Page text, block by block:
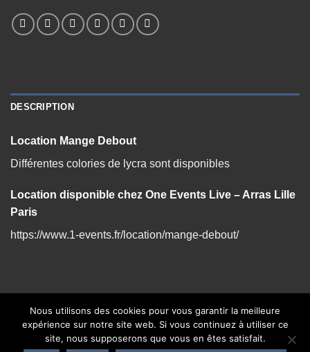
DESCRIPTION
Location Mange Debout
Différentes colories de lycra sont disponibles
Location disponible chez One Events Live – Arras Lille
Paris
https://www.1-events.fr/location/mange-debout/
CONTACT
Nous utilisons des cookies pour vous garantir la meilleure
expérience sur notre site web. Si vous continuez à utiliser ce
site, nous supposerons que vous en êtes satisfait.